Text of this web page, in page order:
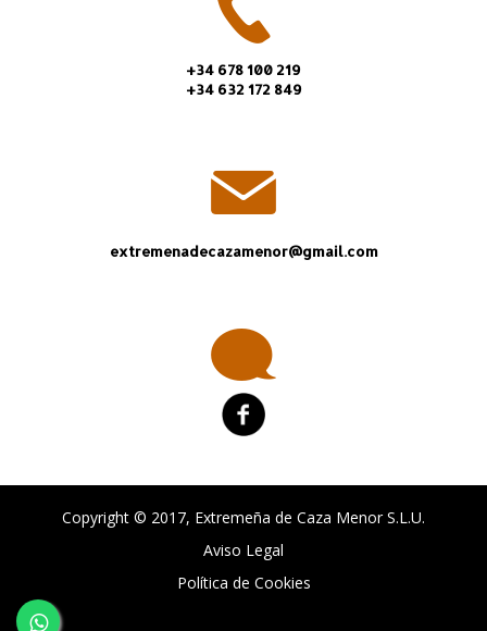
+34 678 100 219
+34 632 172 849
extremenadecazamenor@gmail.com
Copyright © 2017, Extremeña de Caza Menor S.L.U.
Aviso Legal
Política de Cookies